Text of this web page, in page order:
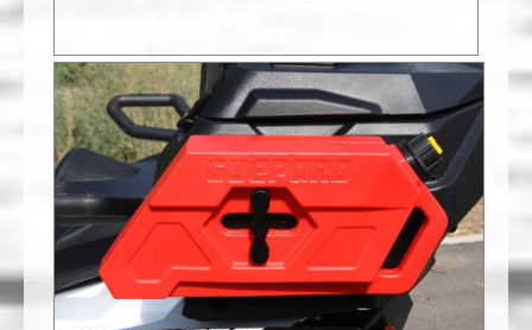
war:
279,00 €
ist:
250,00 €.